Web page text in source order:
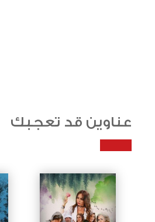
عناوين قد تعجبك